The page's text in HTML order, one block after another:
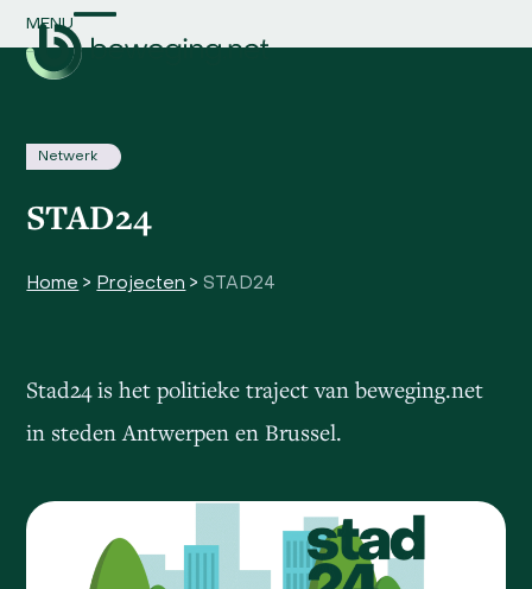
content
MENU
Open
Close
Netwerk
STAD24
Home > Projecten > STAD24
Stad24 is het politieke traject van beweging.net
in steden Antwerpen en Brussel.